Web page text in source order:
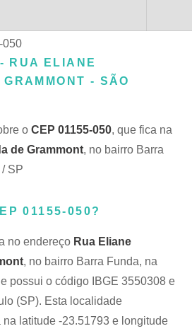
050
RUA ELIANE
- SÃO
o CEP 01155-050, que fica na
de Grammont, no bairro Barra
SP
01155-050?
no endereço Rua Eliane
, no bairro Barra Funda, na
possui o código IBGE 3550308 e
(SP). Esta localidade
latitude -23.51793 e longitude